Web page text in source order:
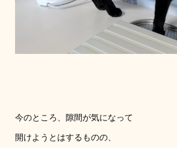
今のところ、隙間が気になって
開けようとはするものの、